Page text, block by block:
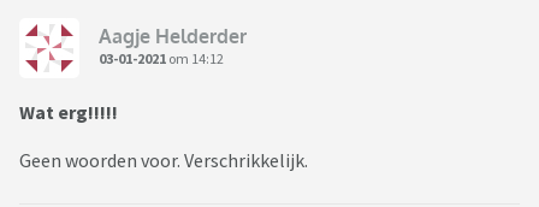
Aagje Helderder
03-01-2021 om 14:12
Wat erg!!!!!
Geen woorden voor. Verschrikkelijk.